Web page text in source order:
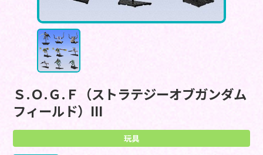
Ｓ.Ｏ.Ｇ.Ｆ（ストラテジーオブガンダム
フィールド）III
玩具